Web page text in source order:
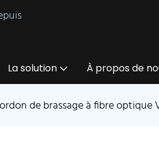
La solution À propos de
de brassage à fibre optique